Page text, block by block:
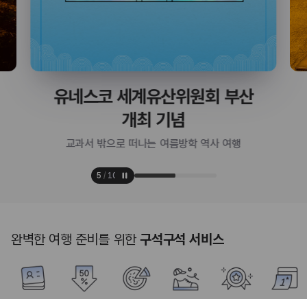
당근 말고도 매력 한가득🥕
느긋하게 즐기는 제주 구좌 여행
6 / 10
완벽한 여행 준비를 위한구석구석 서비스